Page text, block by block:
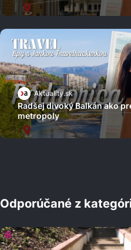
Aktuality.sk
Radšej divoký Balkán ako
metropoly
Odporúčané z